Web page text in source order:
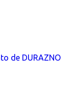
de DURAZNO